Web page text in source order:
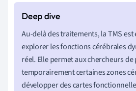
Au-delà des traitements, la TMS
explorer les fonctions cérébrales
réel. Elle permet aux chercheurs
temporairement certaines zones
développer des cartes